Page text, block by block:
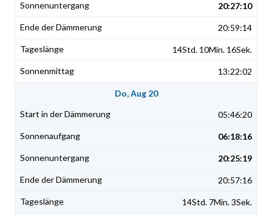
20:27:10
20:59:14
14Std. 10Min. 16Sek.
13:22:02
Do, Aug 20
05:46:20
06:18:16
20:25:19
20:57:16
14Std. 7Min. 3Sek.